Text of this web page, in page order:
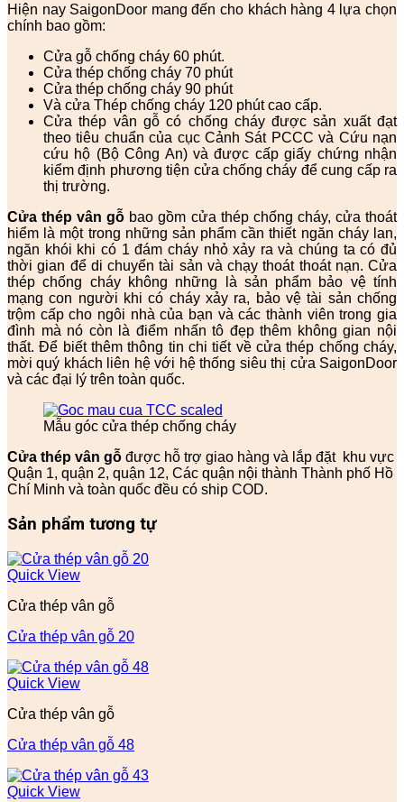
Hiện nay SaigonDoor mang đến cho khách hàng 4 lựa chọn
chính bao gồm:
Cửa gỗ chống cháy 60 phút.
Cửa thép chống cháy 70 phút
Cửa thép chống cháy 90 phút
Và cửa Thép chống cháy 120 phút cao cấp.
Cửa thép vân gỗ có chống cháy được sản xuất đạt
theo tiêu chuẩn của cục Cảnh Sát PCCC và Cứu nạn
cứu hộ (Bộ Công An) và được cấp giấy chứng nhận
kiểm định phương tiện cửa chống cháy để cung cấp ra
thị trường.
Cửa thép vân gỗ bao gồm cửa thép chống cháy, cửa thoát
hiểm là một trong những sản phẩm cần thiết ngăn cháy lan,
ngăn khói khi có 1 đám cháy nhỏ xảy ra và chúng ta có đủ
thời gian để di chuyển tài sản và chạy thoát thoát nạn. Cửa
thép chống cháy không những là sản phẩm bảo vệ tính
mạng con người khi có cháy xảy ra, bảo vệ tài sản chống
trộm cấp cho ngôi nhà của bạn và các thành viên trong gia
đình mà nó còn là điểm nhấn tô đẹp thêm không gian nội
thất. Để biết thêm thông tin chi tiết về cửa thép chống cháy,
mời quý khách liên hệ với hệ thống siêu thị cửa SaigonDoor
và các đại lý trên toàn quốc.
Mẫu góc cửa thép chống cháy
Cửa thép vân gỗ được hỗ trợ giao hàng và lắp đặt khu vực
Quận 1, quận 2, quận 12, Các quận nội thành Thành phố Hồ
Chí Minh và toàn quốc đều có ship COD.
Sản phẩm tương tự
Quick View
Cửa thép vân gỗ
Cửa thép vân gỗ 20
Quick View
Cửa thép vân gỗ
Cửa thép vân gỗ 48
Quick View